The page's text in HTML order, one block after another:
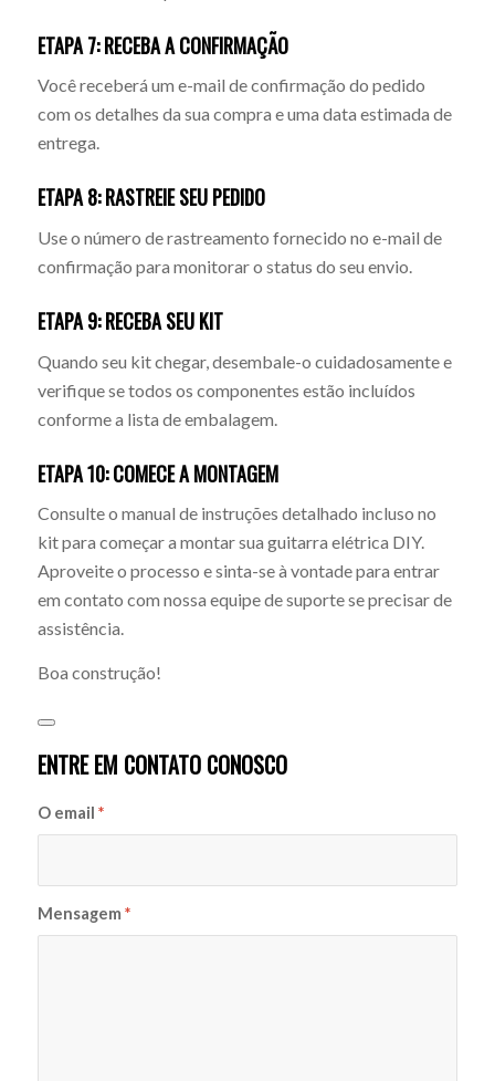
ETAPA 7: RECEBA A CONFIRMAÇÃO
Você receberá um e-mail de confirmação do pedido
com os detalhes da sua compra e uma data estimada de
entrega.
ETAPA 8: RASTREIE SEU PEDIDO
Use o número de rastreamento fornecido no e-mail de
confirmação para monitorar o status do seu envio.
ETAPA 9: RECEBA SEU KIT
Quando seu kit chegar, desembale-o cuidadosamente e
verifique se todos os componentes estão incluídos
conforme a lista de embalagem.
ETAPA 10: COMECE A MONTAGEM
Consulte o manual de instruções detalhado incluso no
kit para começar a montar sua guitarra elétrica DIY.
Aproveite o processo e sinta-se à vontade para entrar
em contato com nossa equipe de suporte se precisar de
assistência.
Boa construção!
ENTRE EM CONTATO CONOSCO
O email *
Mensagem *